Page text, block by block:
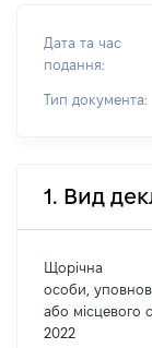
Дата та час
подання:
Тип документа:
1. Вид
Щорічна
особи,
або місцевого
2022